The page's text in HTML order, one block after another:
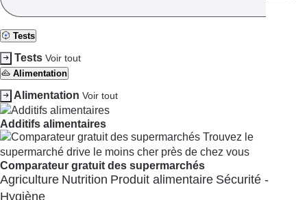
Tests
TestsVoir tout
Alimentation
AlimentationVoir tout
Additifs alimentaires
Comparateur gratuit des supermarchés
Agriculture Nutrition Produit alimentaire Sécurité -
Hygiène